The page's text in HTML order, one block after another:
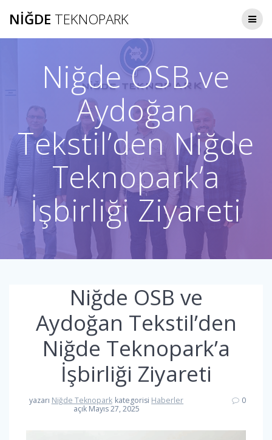
NIĞDE TEKNOPARK
Niğde OSB ve
Aydoğan
Tekstil’den Niğde
Teknopark’a
İşbirliği Ziyareti
Niğde OSB ve
Aydoğan Tekstil’den
Niğde Teknopark’a
İşbirliği Ziyareti
yazarı Niğde Teknopark kategorisi Haberler
açık Mayıs 27, 2025
0